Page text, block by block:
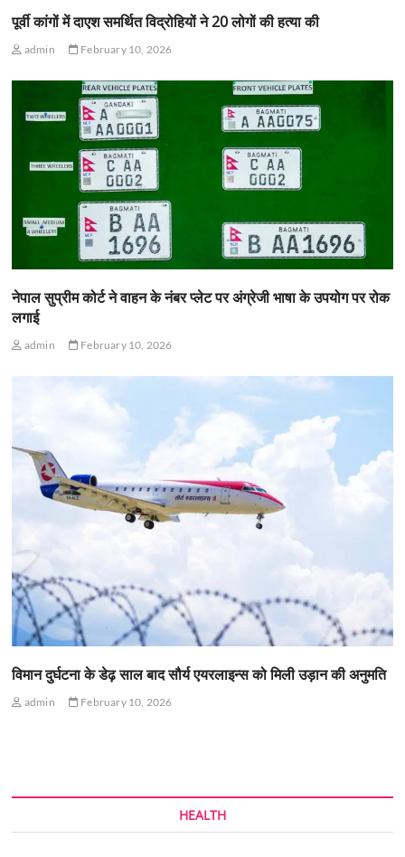
पूर्वी कांगों में दाएश समर्थित विद्रोहियों ने 20 लोगों की हत्या की
admin February 10, 2026
नेपाल सुप्रीम कोर्ट ने वाहन के नंबर प्लेट पर अंग्रेजी भाषा के उपयोग पर रोक
लगाई
admin February 10, 2026
विमान दुर्घटना के डेढ़ साल बाद सौर्य एयरलाइन्स को मिली उड़ान की अनुमति
admin February 10, 2026
HEALTH